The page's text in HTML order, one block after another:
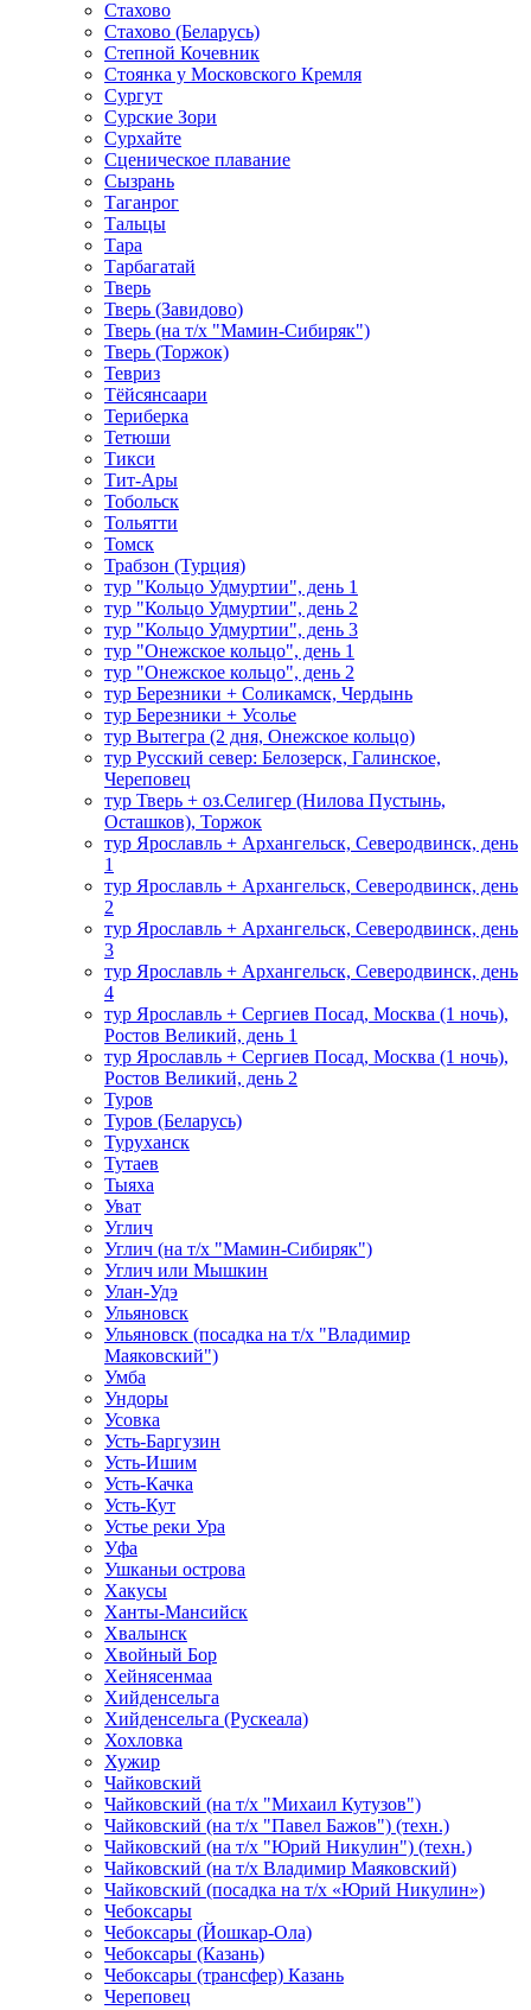
Стахово
Стахово (Беларусь)
Степной Кочевник
Стоянка у Московского Кремля
Сургут
Сурские Зори
Сурхайте
Сценическое плавание
Сызрань
Таганрог
Тальцы
Тара
Тарбагатай
Тверь
Тверь (Завидово)
Тверь (на т/х "Мамин-Сибиряк")
Тверь (Торжок)
Тевриз
Тёйсянсаари
Териберка
Тетюши
Тикси
Тит-Ары
Тобольск
Тольятти
Томск
Трабзон (Турция)
тур "Кольцо Удмуртии", день 1
тур "Кольцо Удмуртии", день 2
тур "Кольцо Удмуртии", день 3
тур "Онежское кольцо", день 1
тур "Онежское кольцо", день 2
тур Березники + Соликамск, Чердынь
тур Березники + Усолье
тур Вытегра (2 дня, Онежское кольцо)
тур Русский север: Белозерск, Галинское,
Череповец
тур Тверь + оз.Селигер (Нилова Пустынь,
Осташков), Торжок
тур Ярославль + Архангельск, Северодвинск, день
1
тур Ярославль + Архангельск, Северодвинск, день
2
тур Ярославль + Архангельск, Северодвинск, день
3
тур Ярославль + Архангельск, Северодвинск, день
4
тур Ярославль + Сергиев Посад, Москва (1 ночь),
Ростов Великий, день 1
тур Ярославль + Сергиев Посад, Москва (1 ночь),
Ростов Великий, день 2
Туров
Туров (Беларусь)
Туруханск
Тутаев
Тыяха
Уват
Углич
Углич (на т/х "Мамин-Сибиряк")
Углич или Мышкин
Улан-Удэ
Ульяновск
Ульяновск (посадка на т/х "Владимир
Маяковский")
Умба
Ундоры
Усовка
Усть-Баргузин
Усть-Ишим
Усть-Качка
Усть-Кут
Устье реки Ура
Уфа
Ушканьи острова
Хакусы
Ханты-Мансийск
Хвалынск
Хвойный Бор
Хейнясенмаа
Хийденсельга
Хийденсельга (Рускеала)
Хохловка
Хужир
Чайковский
Чайковский (на т/х "Михаил Кутузов")
Чайковский (на т/х "Павел Бажов") (техн.)
Чайковский (на т/х "Юрий Никулин") (техн.)
Чайковский (на т/х Владимир Маяковский)
Чайковский (посадка на т/х «Юрий Никулин»)
Чебоксары
Чебоксары (Йошкар-Ола)
Чебоксары (Казань)
Чебоксары (трансфер) Казань
Череповец